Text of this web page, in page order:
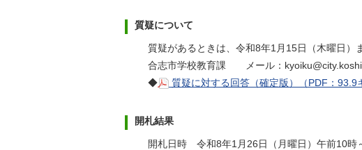
質疑について
質疑があるときは、令和8年1月15日（木曜日
合志市学校教育課 メール：
◆
質疑に対する回答（確定版）（PDF：93.9
開札結果
開札日時 令和8年1月26日（月曜日）午前10時